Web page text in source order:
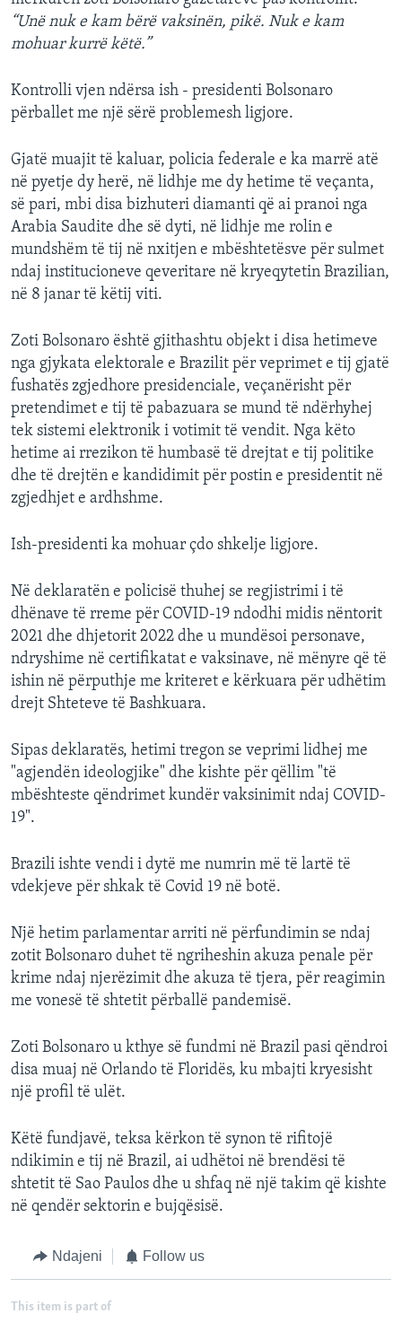
“Unë nuk e kam bërë vaksinën, pikë. Nuk e kam
mohuar kurrë këtë.”
Kontrolli vjen ndërsa ish - presidenti Bolsonaro
përballet me një sërë problemesh ligjore.
Gjatë muajit të kaluar, policia federale e ka marrë atë
në pyetje dy herë, në lidhje me dy hetime të veçanta,
së pari, mbi disa bizhuteri diamanti që ai pranoi nga
Arabia Saudite dhe së dyti, në lidhje me rolin e
mundshëm të tij në nxitjen e mbështetësve për sulmet
ndaj institucioneve qeveritare në kryeqytetin Brazilian,
në 8 janar të këtij viti.
Zoti Bolsonaro është gjithashtu objekt i disa hetimeve
nga gjykata elektorale e Brazilit për veprimet e tij gjatë
fushatës zgjedhore presidenciale, veçanërisht për
pretendimet e tij të pabazuara se mund të ndërhyhej
tek sistemi elektronik i votimit të vendit. Nga këto
hetime ai rrezikon të humbasë të drejtat e tij politike
dhe të drejtën e kandidimit për postin e presidentit në
zgjedhjet e ardhshme.
Ish-presidenti ka mohuar çdo shkelje ligjore.
Në deklaratën e policisë thuhej se regjistrimi i të
dhënave të rreme për COVID-19 ndodhi midis nëntorit
2021 dhe dhjetorit 2022 dhe u mundësoi personave,
ndryshime në certifikatat e vaksinave, në mënyre që të
ishin në përputhje me kriteret e kërkuara për udhëtim
drejt Shteteve të Bashkuara.
Sipas deklaratës, hetimi tregon se veprimi lidhej me
"agjendën ideologjike" dhe kishte për qëllim "të
mbështeste qëndrimet kundër vaksinimit ndaj COVID-
19".
Brazili ishte vendi i dytë me numrin më të lartë të
vdekjeve për shkak të Covid 19 në botë.
Një hetim parlamentar arriti në përfundimin se ndaj
zotit Bolsonaro duhet të ngriheshin akuza penale për
krime ndaj njerëzimit dhe akuza të tjera, për reagimin
me vonesë të shtetit përballë pandemisë.
Zoti Bolsonaro u kthye së fundmi në Brazil pasi qëndroi
disa muaj në Orlando të Floridës, ku mbajti kryesisht
një profil të ulët.
Këtë fundjavë, teksa kërkon të synon të rifitojë
ndikimin e tij në Brazil, ai udhëtoi në brendësi të
shtetit të Sao Paulos dhe u shfaq në një takim që kishte
në qendër sektorin e bujqësisë.
Ndajeni Follow us
This item is part of